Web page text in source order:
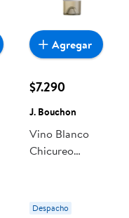
$7.290
J. Bouchon
Vino Blanco
Chicureo
Bouchon
Despacho
Agregar